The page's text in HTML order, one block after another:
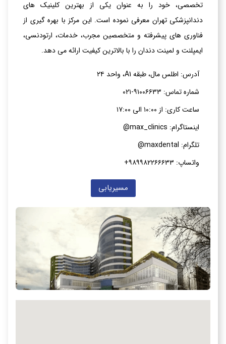
تخصصی، خود را به عنوان یکی از بهترین کلینیک های
دندانپزشکی تهران معرفی نموده است. این مرکز با بهره گیری از
فناوری های پیشرفته و متخصصین مجرب، خدمات، ارتودنسی،
ایمپلنت و لمینت دندان را با بالاترین کیفیت ارائه می دهد.
آدرس: اطلس مال، طبقه A1، واحد ۲۴
شماره تماس: ۹۱۰۰۶۶۳۳-۰۲۱
ساعت کاری: از ۱۰:۰۰ الی ۱۷:۰۰
اینستاگرام: max_clinics@
تلگرام: maxdental@
واتساپ: ۹۸۹۹۸۲۲۶۶۶۳۳+
مسیریابی